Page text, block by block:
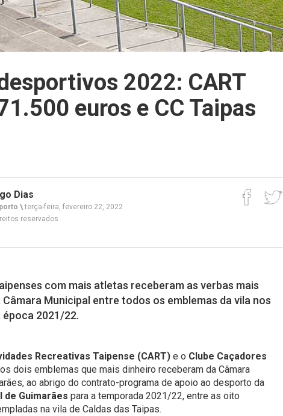
2022: CART
euros e CC Taipas
Dias
\terça-feira, fevereiro 22, 2022
reservados
com mais atletas receberam as verbas mais
Municipal entre todos os emblemas da vila nos
2021/22.
Recreativas Taipense (CART) e o Clube Caçadores
dois emblemas que mais dinheiro receberam da Câmara
ao abrigo do contrato-programa de apoio ao desporto da
de Guimarães para a temporada 2021/22, entre as oito
na vila de Caldas das Taipas.